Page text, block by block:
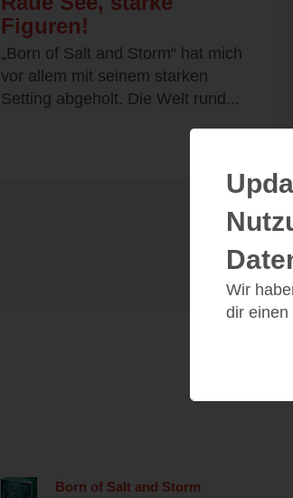
Figuren!
„Born of Salt and Storm“ hat mich
vor allem mit seinem starken
Setting abgeholt. Die Welt rund...
Born of Salt and Storm
Wir
dir einen